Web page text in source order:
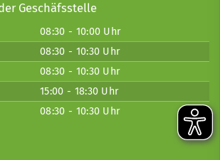
Geschäfsstelle
08:30 - 10:00 Uhr
08:30 - 10:30 Uhr
08:30 - 10:30 Uhr
15:00 - 18:30 Uhr
08:30 - 10:30 Uhr